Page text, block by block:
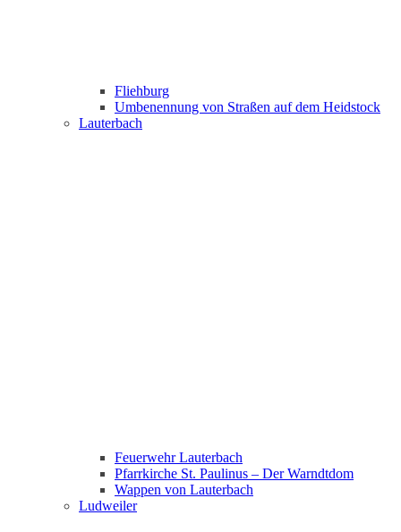
Fliehburg
Umbenennung von Straßen auf dem Heidstock
Lauterbach
Feuerwehr Lauterbach
Pfarrkirche St. Paulinus – Der Warndtdom
Wappen von Lauterbach
Ludweiler